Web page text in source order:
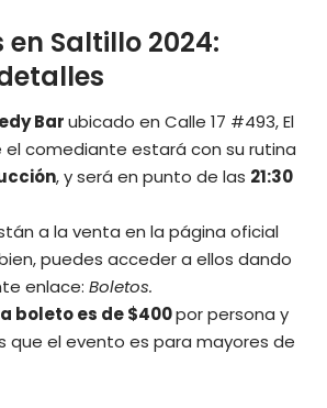
en Saltillo 2024:
Barubicado en Calle 17 #493, El
el comediante estará con su rutina
, y será en punto de las 21:30
a la venta en la página oficial
puedes acceder a ellos dando
enlace: Boletos.
boleto es de $400por persona y
que el evento es para mayores de